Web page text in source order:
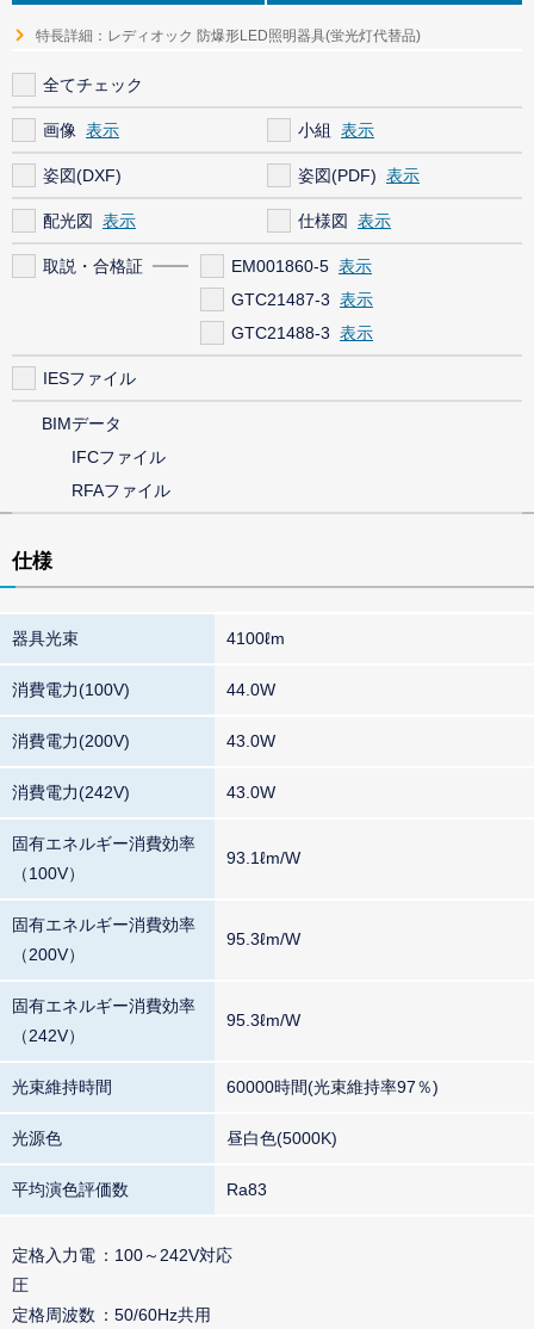
特長詳細：レディオック 防爆形LED照明器具(蛍光灯代替品)
全てチェック
画像 小組
姿図(DXF) 姿図(PDF)
配光図 仕様図
取説・合格証
EM001860-5
GTC21487-3
GTC21488-3
IESファイル
BIMデータ
IFCファイル
RFAファイル
仕様
器具光束 4100ℓm
消費電力(100V) 44.0W
消費電力(200V) 43.0W
消費電力(242V) 43.0W
固有エネルギー消費効率
（100V）
93.1ℓm/W
固有エネルギー消費効率
（200V）
95.3ℓm/W
固有エネルギー消費効率
（242V）
95.3ℓm/W
光束維持時間 60000時間(光束維持率97％)
光源色 昼白色(5000K)
平均演色評価数 Ra83
定格入力電
圧
100～242V対応
定格周波数
50/60Hz共用